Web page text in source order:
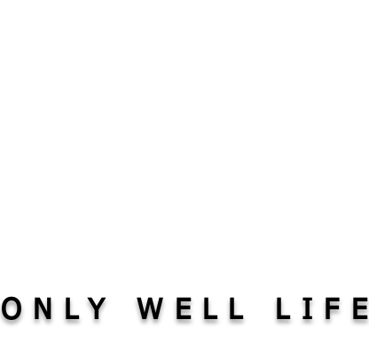
​ONLY WELL LIFE